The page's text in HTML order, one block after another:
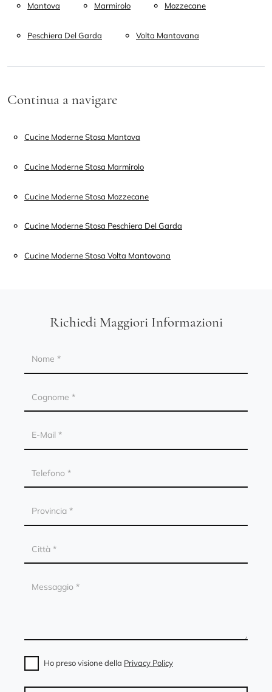
Mantova Marmirolo Mozzecane
Peschiera Del Garda Volta Mantovana
Continua a navigare
Cucine Moderne Stosa Mantova
Cucine Moderne Stosa Marmirolo
Cucine Moderne Stosa Mozzecane
Cucine Moderne Stosa Peschiera Del Garda
Cucine Moderne Stosa Volta Mantovana
Richiedi Maggiori Informazioni
Ho preso visione della Privacy Policy